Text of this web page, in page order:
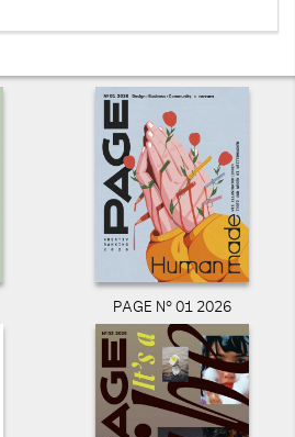
PAGE N° 01 2026